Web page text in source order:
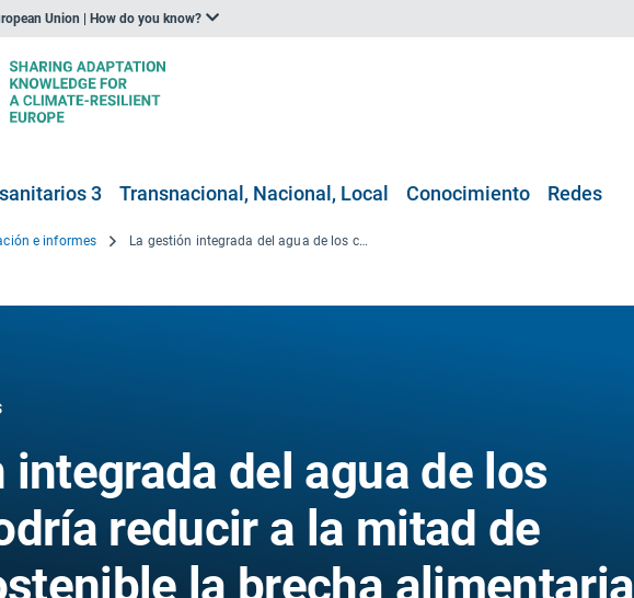
Union | How do you know?
3 Transnacional, Nacional, Local Conocimiento Redes
e informes La gestión integrada del agua de los cultivos podría reducir a la mitad de manera sostenible la brecha alimentaria mundial
integrada del agua de los
reducir a la mitad de
la brecha alimentaria